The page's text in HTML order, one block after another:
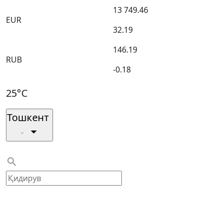
EUR
13 749.46
32.19
RUB
146.19
-0.18
25°C
Тошкент